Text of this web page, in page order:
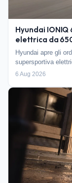
Hyundai
elettrica da
Hyundai apre gli
supersportiva
6 Aug 2026